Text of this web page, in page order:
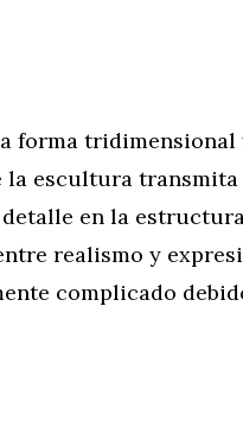
forma tridimensional
la escultura
en la
realismo y
complicado